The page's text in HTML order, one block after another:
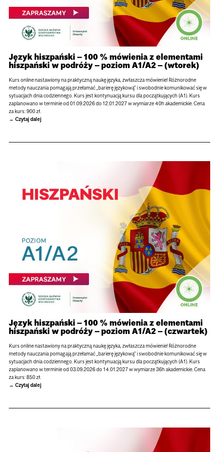
Język hiszpański – 100 % mówienia z elementami
hiszpański w podróży – poziom A1/A2 – (wtorek)
Kurs online nastawiony na praktyczną naukę języka, zwłaszcza mówienie! Różnorodne
metody nauczania pomagają przełamać „barierę językową” i swobodnie komunikować się w
sytuacjach dnia codziennego. Kurs jest kontynuacją kursu dla początkujących (A1). Kurs
zaplanowano w terminie od 01.09.2026 do 12.01.2027 w wymiarze 40h akademickie. Cena
za kurs: 900 zł.
Czytaj dalej
Język hiszpański – 100 % mówienia z elementami
hiszpański w podróży – poziom A1/A2 – (czwartek)
Kurs online nastawiony na praktyczną naukę języka, zwłaszcza mówienie! Różnorodne
metody nauczania pomagają przełamać „barierę językową” i swobodnie komunikować się w
sytuacjach dnia codziennego. Kurs jest kontynuacją kursu dla początkujących (A1). Kurs
zaplanowano w terminie od 03.09.2026 do 14.01.2027 w wymiarze 36h akademickie. Cena
za kurs: 850 zł.
Czytaj dalej